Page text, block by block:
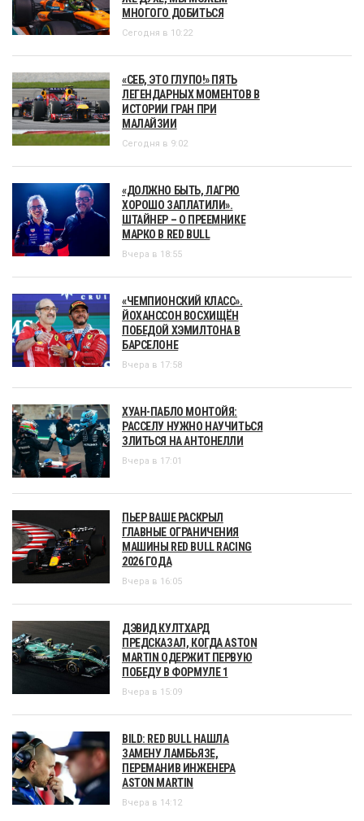
МНОГОГО ДОБИТЬСЯ
Сегодня в 10:22
«СЕБ, ЭТО ГЛУПО!» ПЯТЬ
ЛЕГЕНДАРНЫХ МОМЕНТОВ В
ИСТОРИИ ГРАН ПРИ
МАЛАЙЗИИ
Сегодня в 9:02
«ДОЛЖНО БЫТЬ, ЛАГРЮ
ХОРОШО ЗАПЛАТИЛИ».
ШТАЙНЕР – О ПРЕЕМНИКЕ
МАРКО В RED BULL
Вчера в 18:55
«ЧЕМПИОНСКИЙ КЛАСС».
ЙОХАНССОН ВОСХИЩЁН
ПОБЕДОЙ ХЭМИЛТОНА В
БАРСЕЛОНЕ
Вчера в 17:58
ХУАН-ПАБЛО МОНТОЙЯ:
РАССЕЛУ НУЖНО НАУЧИТЬСЯ
ЗЛИТЬСЯ НА АНТОНЕЛЛИ
Вчера в 17:01
ПЬЕР ВАШЕ РАСКРЫЛ
ГЛАВНЫЕ ОГРАНИЧЕНИЯ
МАШИНЫ RED BULL RACING
2026 ГОДА
Вчера в 16:05
ДЭВИД КУЛТХАРД
ПРЕДСКАЗАЛ, КОГДА ASTON
MARTIN ОДЕРЖИТ ПЕРВУЮ
ПОБЕДУ В ФОРМУЛЕ 1
Вчера в 15:09
BILD: RED BULL НАШЛА
ЗАМЕНУ ЛАМБЬЯЗЕ,
ПЕРЕМАНИВ ИНЖЕНЕРА
ASTON MARTIN
Вчера в 14:12